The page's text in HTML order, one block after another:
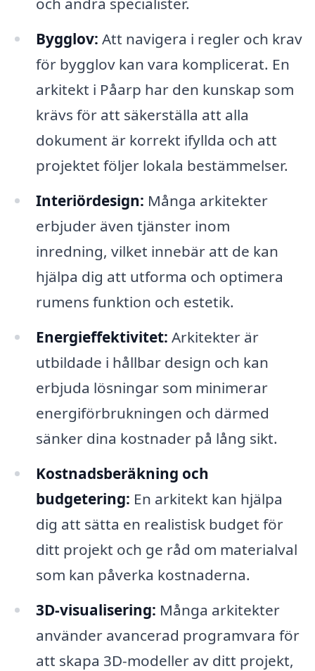
Bygglov: Att navigera i regler och krav
för bygglov kan vara komplicerat. En
arkitekt i Påarp har den kunskap som
krävs för att säkerställa att alla
dokument är korrekt ifyllda och att
projektet följer lokala bestämmelser.
Interiördesign: Många arkitekter
erbjuder även tjänster inom
inredning, vilket innebär att de kan
hjälpa dig att utforma och optimera
rumens funktion och estetik.
Energieffektivitet: Arkitekter är
utbildade i hållbar design och kan
erbjuda lösningar som minimerar
energiförbrukningen och därmed
sänker dina kostnader på lång sikt.
Kostnadsberäkning och
budgetering: En arkitekt kan hjälpa
dig att sätta en realistisk budget för
ditt projekt och ge råd om materialval
som kan påverka kostnaderna.
3D-visualisering: Många arkitekter
använder avancerad programvara för
att skapa 3D-modeller av ditt projekt,